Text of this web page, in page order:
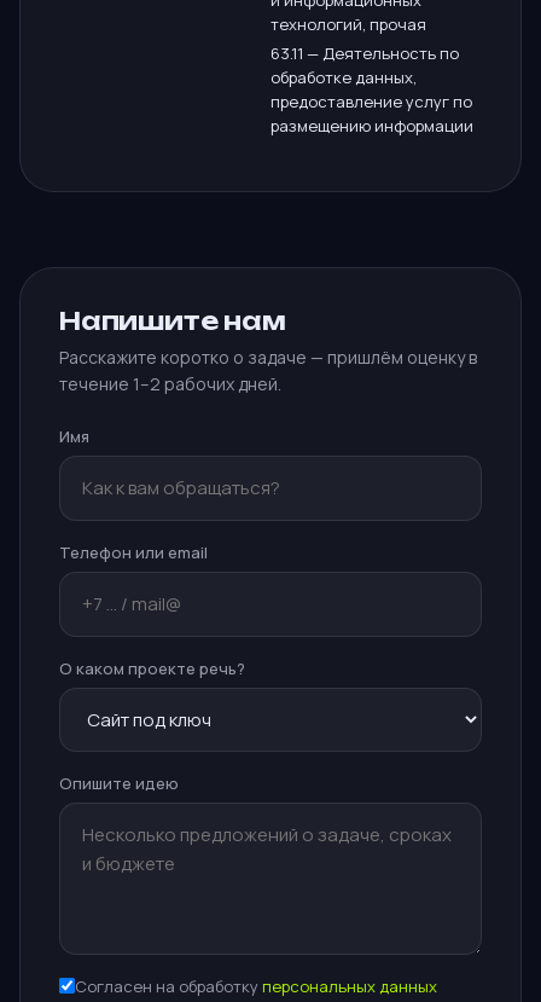
технологий, прочая
63.11 — Деятельность по
обработке данных,
предоставление услуг по
размещению информации
Напишите нам
Расскажите коротко о задаче — пришлём оценку в
течение 1–2 рабочих дней.
Имя
Телефон или email
О каком проекте речь?
Опишите идею
Согласен на обработку персональных данных